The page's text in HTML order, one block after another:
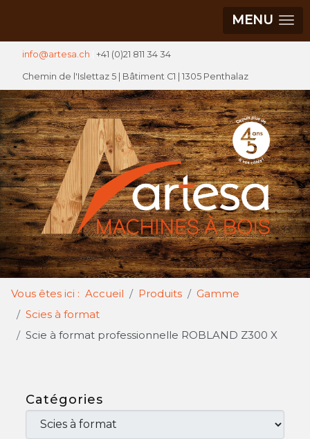
MENU
info@artesa.ch +41 (0)21 811 34 34
Chemin de l'Islettaz 5 | Bâtiment C1 | 1305 Penthalaz
Vous êtes ici : Accueil Produits
Gamme
Scies à format
Scie à format professionnelle ROBLAND Z300 X
Catégories